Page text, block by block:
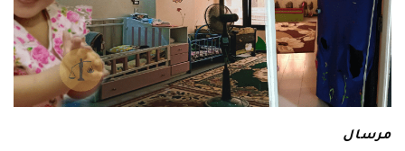
مرسال